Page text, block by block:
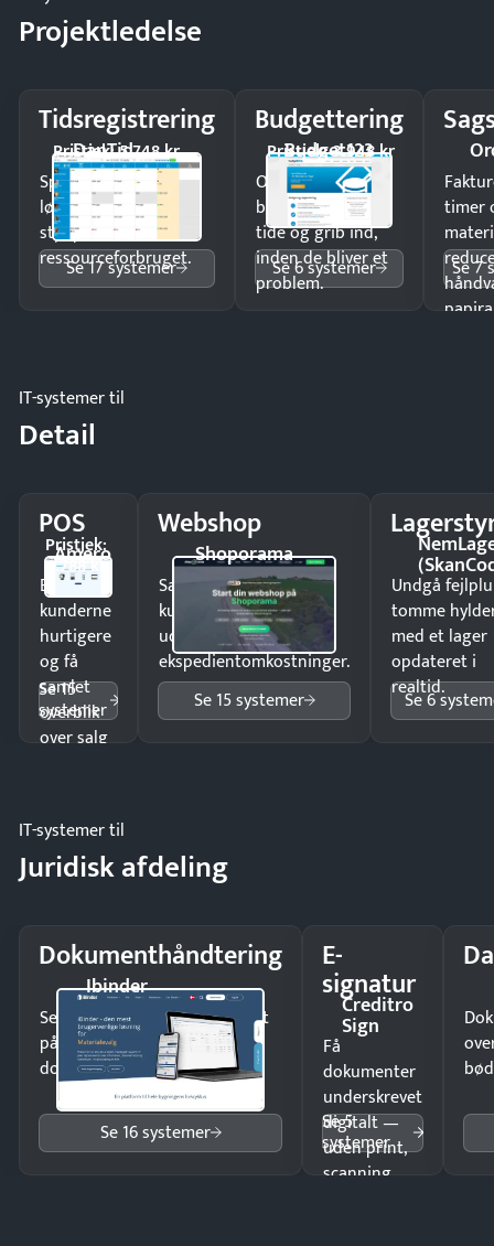
Projektledelse
Tidsregistrering
DanTid
Pristjek: 5.748 kr
Spar tid på
lønberegning og få
styr på
ressourceforbruget.
Se 17 systemer
Budgettering
Budget123
Pristjek: 3.948 kr
Opdag
budgetafvigelser i
tide og grib ind,
inden de bliver et
problem.
Se 6 systemer
timer
Se 7
IT-systemer til
Detail
POS
Amero
Pristjek:
4.788 kr
Ekspedér
kunderne
hurtigere
og få
samlet
overblik
over salg
Se 15
systemer
Webshop
Shoporama
Sælg produkter 24/7 til
kunder i hele landet
uden
ekspedientomkostninger.
Se 15 systemer
Undgå
tomme
med et lager
opdateret i
realtid.
Se 6
IT-systemer til
Juridisk afdeling
Dokumenthåndtering
Ibinder
Send kontrakter til underskrift
på minutter og mist ingen
dokumenter.
Se 16 systemer
E-
signatur
Creditro
Sign
Få
dokumenter
underskrevet
digitalt —
uden print,
scanning
Se 5
systemer